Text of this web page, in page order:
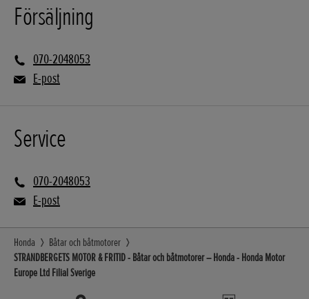
Försäljning
070-2048053
E-post
Service
070-2048053
E-post
Honda
Båtar och båtmotorer
STRANDBERGETS MOTOR & FRITID - Båtar och båtmotorer – Honda - Honda Motor
Europe Ltd Filial Sverige